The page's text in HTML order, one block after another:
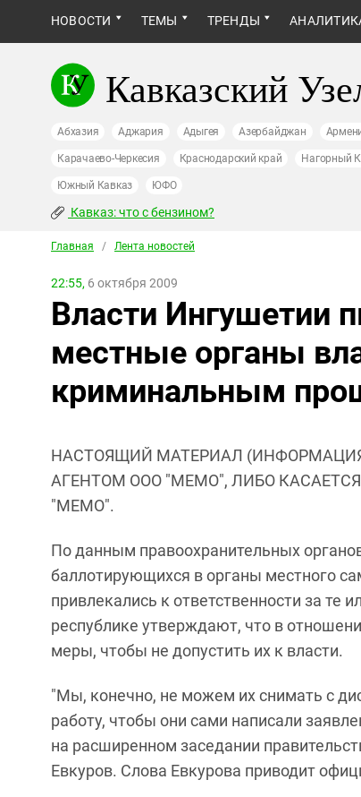
НОВОСТИ ТЕМЫ ТРЕНДЫ
Кавказский
Абхазия Аджария Адыгея Азербайджан
Карачаево-Черкесия Краснодарский край Нагорный
Южный Кавказ ЮФО
Кавказ: что с бензином?
Главная / Лента новостей
22:55, 6 октября 2009
Власти Ингушетии
местные органы
криминальным
НАСТОЯЩИЙ МАТЕРИАЛ
АГЕНТОМ ООО "МЕМО", ЛИБО
"МЕМО".
По данным правоохранительных
баллотирующихся в органы местного
привлекались к ответственности за те
республике утверждают, что в
меры, чтобы не допустить их к власти.
"Мы, конечно, не можем их снимать с
работу, чтобы они сами написали
на расширенном заседании
Евкуров. Слова Евкурова приводит